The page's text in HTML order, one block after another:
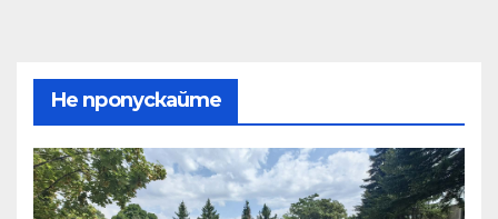
Не пропускайте